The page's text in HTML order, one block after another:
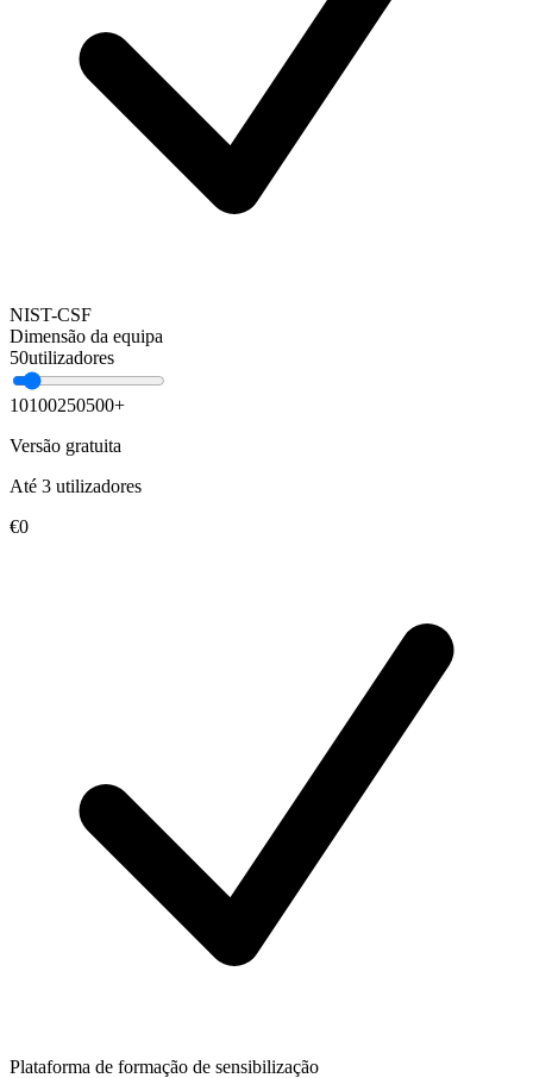
NIST-CSF
Dimensão da equipa
50utilizadores
10100250500+
Versão gratuita
Até 3 utilizadores
€0
Plataforma de formação de sensibilização